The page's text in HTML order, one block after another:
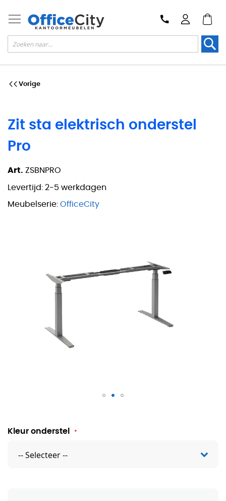
Zit sta elektrisch onderstel
Pro
Art. ZSBNPRO
Levertijd: 2-5 werkdagen
Meubelserie: OfficeCity
Zit sta elektrisch onderstel Pro
Kleur onderstel
Vorige